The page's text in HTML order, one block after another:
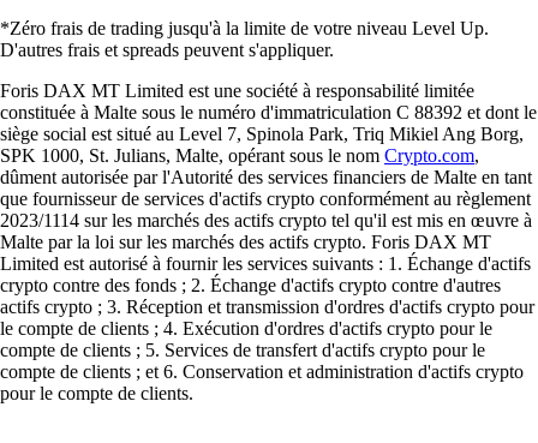
*Zéro frais de trading jusqu'à la limite de votre niveau Level Up.
D'autres frais et spreads peuvent s'appliquer.
Foris DAX MT Limited est une société à responsabilité limitée
constituée à Malte sous le numéro d'immatriculation C 88392 et dont le
siège social est situé au Level 7, Spinola Park, Triq Mikiel Ang Borg,
SPK 1000, St. Julians, Malte, opérant sous le nom Crypto.com,
dûment autorisée par l'Autorité des services financiers de Malte en tant
que fournisseur de services d'actifs crypto conformément au règlement
2023/1114 sur les marchés des actifs crypto tel qu'il est mis en œuvre à
Malte par la loi sur les marchés des actifs crypto. Foris DAX MT
Limited est autorisé à fournir les services suivants : 1. Échange d'actifs
crypto contre des fonds ; 2. Échange d'actifs crypto contre d'autres
actifs crypto ; 3. Réception et transmission d'ordres d'actifs crypto pour
le compte de clients ; 4. Exécution d'ordres d'actifs crypto pour le
compte de clients ; 5. Services de transfert d'actifs crypto pour le
compte de clients ; et 6. Conservation et administration d'actifs crypto
pour le compte de clients.